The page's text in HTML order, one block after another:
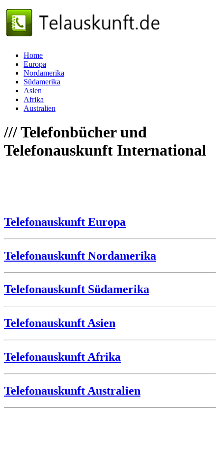
Home
Europa
Nordamerika
Südamerika
Asien
Afrika
Australien
///Telefonbücher und
Telefonauskunft International
Telefonauskunft Europa
Telefonauskunft Nordamerika
Telefonauskunft Südamerika
Telefonauskunft Asien
Telefonauskunft Afrika
Telefonauskunft Australien